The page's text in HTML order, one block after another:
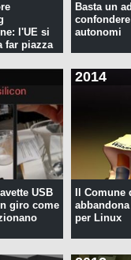
l'UE si
far piazza
Basta un
autonomi
USB
giro come
2014
Il
per Linux